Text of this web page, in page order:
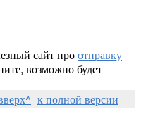
сайт проотправку
возможно будет
к полной версии